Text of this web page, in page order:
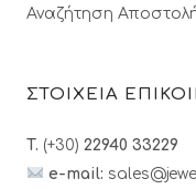
Αναζήτηση
ΣΤΟΙΧΕΙΑ
T. (+30) 22940 33229
e-mail: